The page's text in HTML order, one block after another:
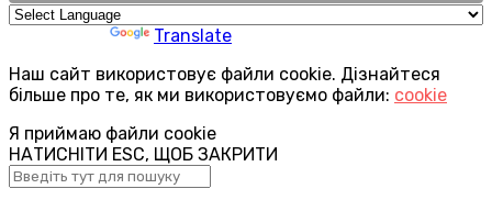
Translate
Наш сайт використовує файли cookie. Дізнайтеся
більше про те, як ми використовуємо файли: cookie
Я приймаю файли cookie
НАТИСНІТИ ESC, ЩОБ ЗАКРИТИ